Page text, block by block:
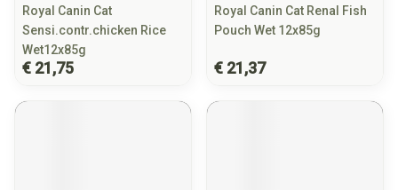
Royal Canin Cat
Sensi.contr.chicken Rice
Wet12x85g
€ 21,75
Royal Canin Cat Renal Fish
Pouch Wet 12x85g
€ 21,37